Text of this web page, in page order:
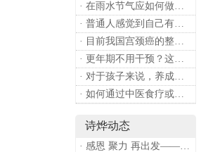
· 在雨水节气应如何做好健康保健？
· 普通人感觉到自己有心理问题，有哪些方式可以来帮助缓解？
· 目前我国宫颈癌的整体流行情况和防治形势如何？
· 更年期不用干预？这是个误会
· 对于孩子来说，养成哪些好习惯能够预防近视？
· 如何通过中医食疗或穴位按摩等方式来祛湿健脾？
诗烨动态
· 感恩 聚力 再出发——上海诗烨企业发展有限公司成立20周年庆典